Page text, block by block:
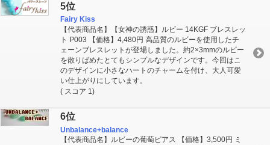
5位
Fairy Kiss
【代表商品名】【女神の誘惑】ルビー 14KGF ブレスレッ
ト P003 【価格】4,480円 高品質のルビーを使用したチ
ェーンブレスレットが登場しました。約2×3mmのルビー
を散りばめたとてもシンプルなデザインです。今回はこ
のデザインに小さなハートのチャームを付け、大人可愛
い仕上がりにしています。
( スコア 1)
6位
Unbalance+balance
【代表商品名】ルビーの葡萄ピアス 【価格】3,500円 ミ